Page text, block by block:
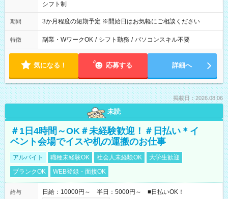
シフト制
期間 3か月程度の短期予定 ※開始日はお気軽にご相談ください
特徴 副業・WワークOK / シフト勤務 / パソコンスキル不要
気になる！ 応募する 詳細へ
掲載日：2026.08.06
未読
＃1日4時間～OK＃未経験歓迎！＃日払い＊イ
ベント会場でイスや机の運搬のお仕事
アルバイト 職種未経験OK 社会人未経験OK
大学生歓迎
ブランクOK
WEB登録・面接OK
給与
日給：10000円～ 半日：5000円～ ■日払いOK！